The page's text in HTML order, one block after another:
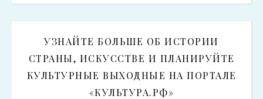
УЗНАЙТЕ БОЛЬШЕ ОБ ИСТОРИИ
СТРАНЫ, ИСКУССТВЕ И ПЛАНИРУЙТЕ
КУЛЬТУРНЫЕ ВЫХОДНЫЕ НА ПОРТАЛЕ
«КУЛЬТУРА.РФ»